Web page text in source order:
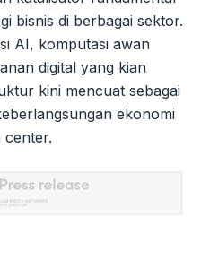
bisnis di berbagai sektor.
AI, komputasi awan
digital yang kian
kini mencuat sebagai
ekonomi
center.